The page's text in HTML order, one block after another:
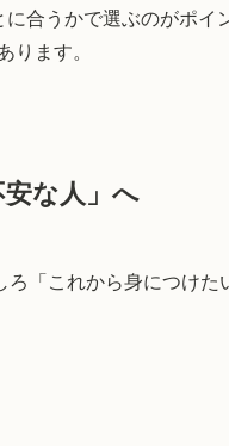
合うかで選ぶのがポイ
ります。
な人」へ
「これから身につけた